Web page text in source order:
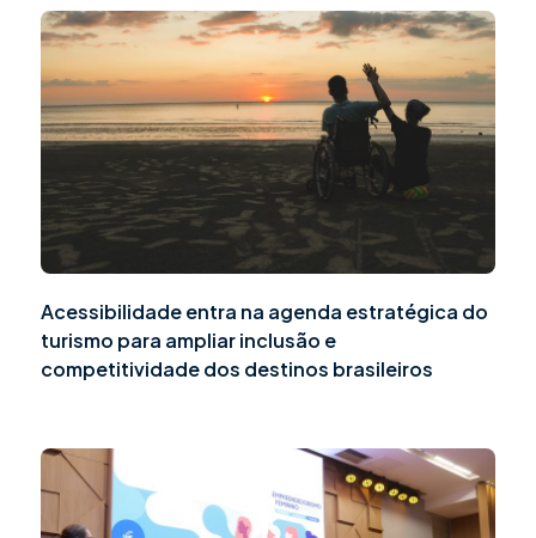
Acessibilidade entra na agenda estratégica do
turismo para ampliar inclusão e
competitividade dos destinos brasileiros